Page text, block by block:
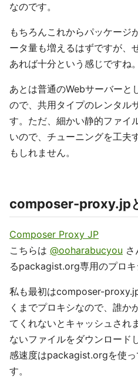
なのです。
もちろんこれからパッケージ
ータ量も増えるはずですが、
あれば十分という感じですね。
あとは普通のWebサーバーと
ので、共用タイプのレンタル
す。ただ、細かい静的ファイ
いので、チューニングを工夫
もしれません。
composer-proxy.jp
Composer Proxy JP
こちらは @ooharabucyou
るpackagist.org専用のプロキ
私も最初はcomposer-
くまでプロキシなので、誰か
てくれないとキャッシュされ
ないファイルをダウンロード
感速度はpackagist.orgを使
す。